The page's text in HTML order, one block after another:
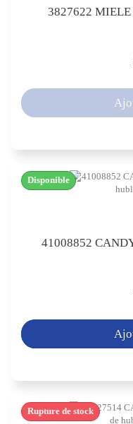
3827622
41008852
Disponible
Rupture de stock